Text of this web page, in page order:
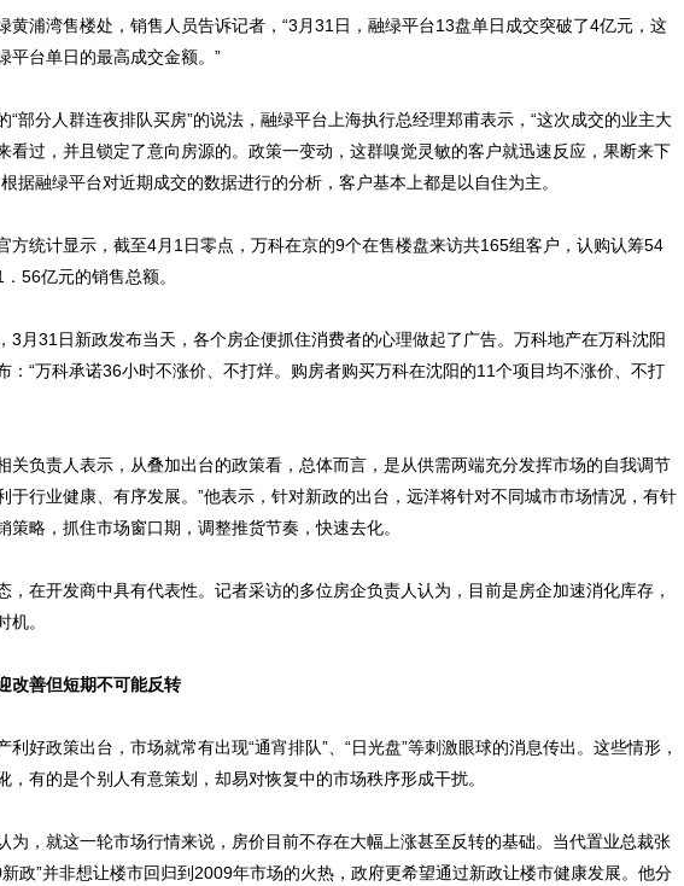
浦湾售楼处，销售人员告诉记者，“3月31日，融绿平台13盘单日成交突破了4亿元，这
平台单日的最高成交金额。”
分人群连夜排队买房”的说法，融绿平台上海执行总经理郑甫表示，“这次成交的业主大
看过，并且锁定了意向房源的。政策一变动，这群嗅觉灵敏的客户就迅速反应，果断来下
据融绿平台对近期成交的数据进行的分析，客户基本上都是以自住为主。
统计显示，截至4月1日零点，万科在京的9个在售楼盘来访共165组客户，认购认筹54
56亿元的销售总额。
31日新政发布当天，各个房企便抓住消费者的心理做起了广告。万科地产在万科沈阳
：“万科承诺36小时不涨价、不打烊。购房者购买万科在沈阳的11个项目均不涨价、不打
负责人表示，从叠加出台的政策看，总体而言，是从供需两端充分发挥市场的自我调节
于行业健康、有序发展。”他表示，针对新政的出台，远洋将针对不同城市市场情况，有针
策略，抓住市场窗口期，调整推货节奏，快速去化。
在开发商中具有代表性。记者采访的多位房企负责人认为，目前是房企加速消化库存，
机。
改善但短期不可能反转
好政策出台，市场就常有出现“通宵排队”、“日光盘”等刺激眼球的消息传出。这些情形，
，有的是个别人有意策划，却易对恢复中的市场秩序形成干扰。
，就这一轮市场行情来说，房价目前不存在大幅上涨甚至反转的基础。当代置业总裁张
新政”并非想让楼市回归到2009年市场的火热，政府更希望通过新政让楼市健康发展。他分